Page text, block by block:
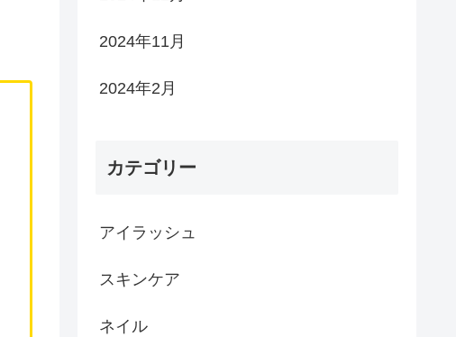
2024年11月
2024年2月
カテゴリー
アイラッシュ
スキンケア
ネイル